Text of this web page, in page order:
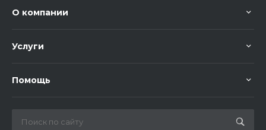
О компании
Услуги
Помощь